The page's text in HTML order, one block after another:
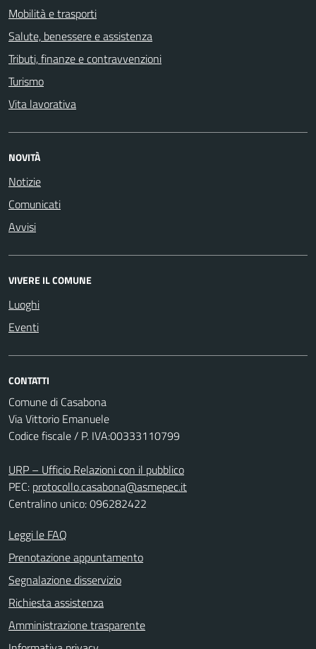
Mobilità e trasporti
Salute, benessere e assistenza
Tributi, finanze e contravvenzioni
Turismo
Vita lavorativa
NOVITÀ
Notizie
Comunicati
Avvisi
VIVERE IL COMUNE
Luoghi
Eventi
CONTATTI
Comune di Casabona
Via Vittorio Emanuele
Codice fiscale / P. IVA:00333110799
URP – Ufficio Relazioni con il pubblico
PEC: protocollo.casabona@asmepec.it
Centralino unico: 096282422
Leggi le FAQ
Prenotazione appuntamento
Segnalazione disservizio
Richiesta assistenza
Amministrazione trasparente